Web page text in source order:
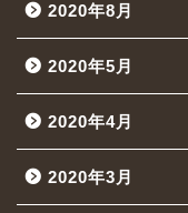
2020年8月
2020年5月
2020年4月
2020年3月